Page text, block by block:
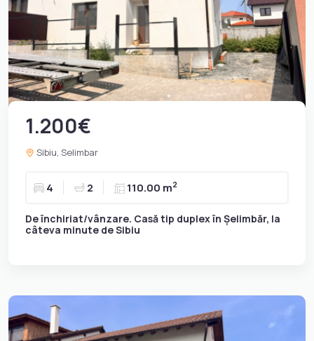
1.200€
Sibiu, Selimbar
4 2 110.00 m2
De închiriat/vânzare. Casă tip duplex în Șelimbăr, la
câteva minute de Sibiu